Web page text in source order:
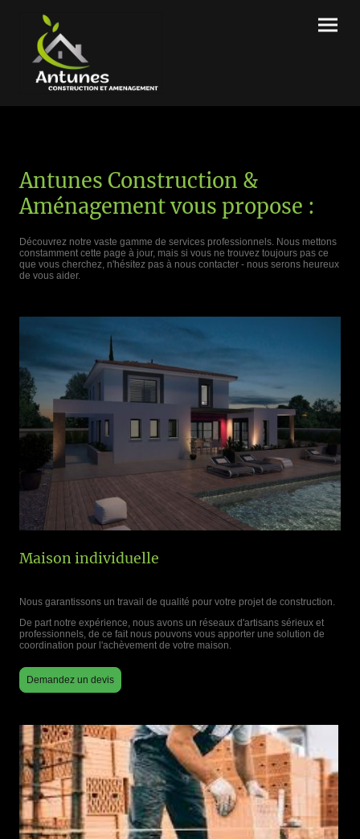
Antunes Construction &
Aménagement vous propose :
Découvrez notre vaste gamme de services professionnels. Nous mettons
constamment cette page à jour, mais si vous ne trouvez toujours pas ce
que vous cherchez, n'hésitez pas à nous contacter - nous serons heureux
de vous aider.
Maison individuelle
Nous garantissons un travail de qualité pour votre projet de construction.
De part notre expérience, nous avons un réseaux d'artisans sérieux et
professionnels, de ce fait nous pouvons vous apporter une solution de
coordination pour l'achèvement de votre maison.
Demandez un devis